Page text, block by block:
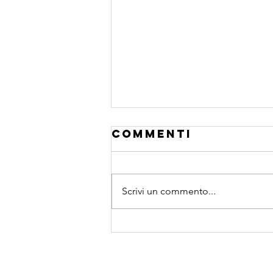
esponente di
Commenti
Scrivi un commento...